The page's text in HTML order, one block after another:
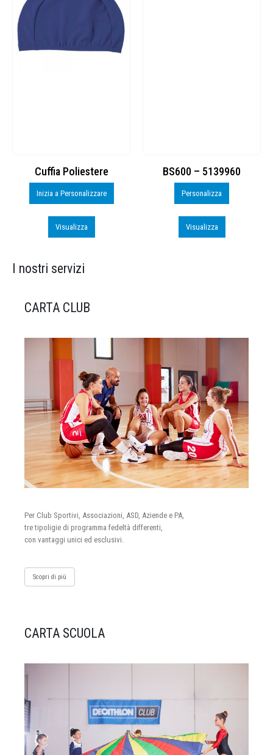
Cuffia Poliestere
Inizia a Personalizzare
Visualizza
BS600 – 5139960
Personalizza
Visualizza
I nostri servizi
CARTA CLUB
Per Club Sportivi, Associazioni, ASD, Aziende e PA,
tre tipoligie di programma fedeltà differenti,
con vantaggi unici ed esclusivi.
Scopri di più
CARTA SCUOLA